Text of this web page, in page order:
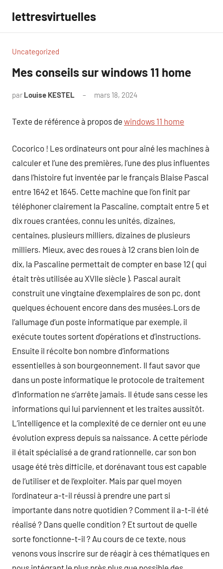
contenu
lettresvirtuelles
Uncategorized
Mes conseils sur windows 11 home
par Louise KESTEL mars 18, 2024
Texte de référence à propos de windows 11 home
Cocorico ! Les ordinateurs ont pour aîné les machines à
calculer et l’une des premières, l’une des plus influentes
dans l’histoire fut inventée par le français Blaise Pascal
entre 1642 et 1645. Cette machine que l’on finit par
téléphoner clairement la Pascaline, comptait entre 5 et
dix roues crantées, connu les unités, dizaines,
centaines, plusieurs milliers, dizaines de plusieurs
milliers. Mieux, avec des roues à 12 crans bien loin de
dix, la Pascaline permettait de compter en base 12 ( qui
était très utilisée au XVIIe siècle ). Pascal aurait
construit une vingtaine d’exemplaires de son pc, dont
quelques échouent encore dans des musées.Lors de
l’allumage d’un poste informatique par exemple, il
exécute toutes sortent d’opérations et d’instructions.
Ensuite il récolte bon nombre d’informations
essentielles à son bourgeonnement. Il faut savor que
dans un poste informatique le protocole de traitement
d’information ne s’arrête jamais. Il étude sans cesse les
informations qui lui parviennent et les traites aussitôt.
L’intelligence et la complexité de ce dernier ont eu une
évolution express depuis sa naissance. A cette période
il était spécialisé a de grand rationnelle, car son bon
usage été très difficile, et dorénavant tous est capable
de l’utiliser et de l’exploiter. Mais par quel moyen
l’ordinateur a-t-il réussi à prendre une part si
importante dans notre quotidien ? Comment il a-t-il été
réalisé ? Dans quelle condition ? Et surtout de quelle
sorte fonctionne-t-il ? Au cours de ce texte, nous
venons vous inscrire sur de réagir à ces thématiques en